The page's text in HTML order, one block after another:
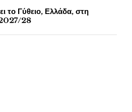
το Γύθειο, Ελλάδα, στη
2027/28